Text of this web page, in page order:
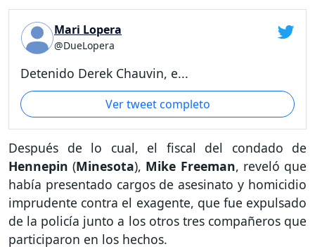
Mari Lopera
@DueLopera
Detenido Derek Chauvin, e...
Ver tweet completo
Después de lo cual, el fiscal del condado de
Hennepin(Minesota), Mike Freeman, reveló que
había presentado cargos de asesinato y homicidio
imprudente contra el exagente, que fue expulsado
de la policía junto a los otros tres compañeros que
participaron en los hechos.